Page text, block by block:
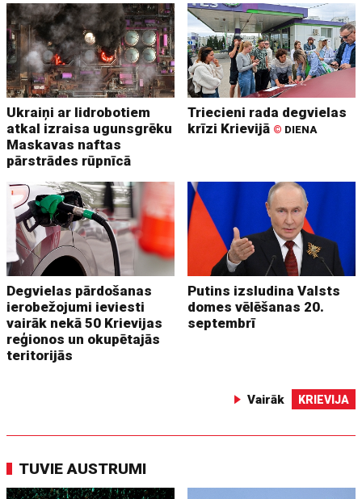
Ukraiņi ar lidrobotiem
atkal izraisa ugunsgrēku
Maskavas naftas
pārstrādes rūpnīcā
Triecieni rada degvielas
krīzi Krievijā © DIENA
Degvielas pārdošanas
ierobežojumi ieviesti
vairāk nekā 50 Krievijas
reģionos un okupētajās
teritorijās
Putins izsludina Valsts
domes vēlēšanas 20.
septembrī
Vairāk KRIEVIJA
TUVIE AUSTRUMI